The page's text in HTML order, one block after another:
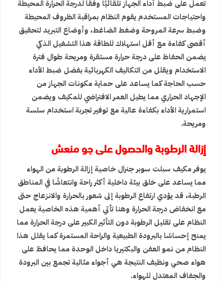
تعمل على ضبط أداء الجهاز تلقائيًا وفقًا لدرجة الحرارة المحيطة
واحتياجات المستخدم يقوم النظام بمراقبة الظروف المحيطة
وضبط سرعة المروحة وضغط الضاغط، وأوضاع التبريد لتحقيق
أقصى كفاءة مع أقل استهلاك للطاقة هذا التشغيل الذكي
يضمن الحفاظ على درجة حرارة مستقرة ومريحة طوال فترة
الاستخدام ويقلل من التكاليف الكهربائية بفضل ضبط الأداء
حسب الحاجة كما يساعد على حماية مكونات الجهاز من
الإجهاد الحراري مما يطيل العمر الافتراضي للمكيف ويضمن
استمرارية الأداء بكفاءة عالية مع توفير تجربة استخدام سلسة
ومريحة.
إزالة الرطوبة والحصول على جو منعش
يوفر مكيف سبلت سوبر جنرال خاصية إزالة الرطوبة من الهواء
مما يساعد على خلق بيئة داخلية أكثر راحة وانتعاشًا في المناطق
الرطبة، قد يؤدي ارتفاع الرطوبة إلى شعور بالحرارة والانزعاج حتى
مع انخفاض درجة الحرارة وهنا تأتي أهمية هذه الخاصية يعمل
النظام على تقليل الرطوبة دون التأثير الكبير على درجة الحرارة مما
يمنح إحساسًا بالبرودة الطبيعية والراحة المستمرة كما يقلل هذا
النظام من نمو العفن والبكتيريا داخل الوحدة مما يحافظ على
هواء صحي ونظيف النتيجة هي أجواء مثالية تجمع بين البرودة
والجفاف المعتدل للهواء.